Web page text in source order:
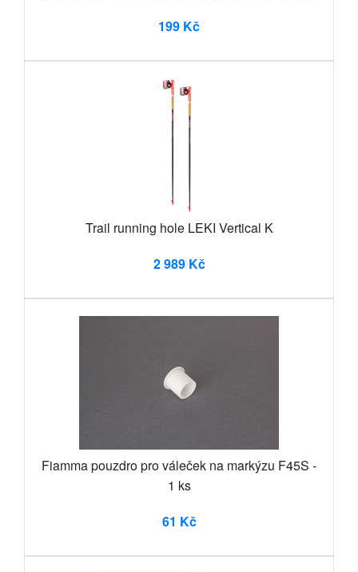
199 Kč
Trail running hole LEKI Vertical K
2 989 Kč
Fiamma pouzdro pro váleček na markýzu F45S -
1 ks
61 Kč